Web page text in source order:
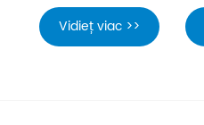
Vidieť viac >>